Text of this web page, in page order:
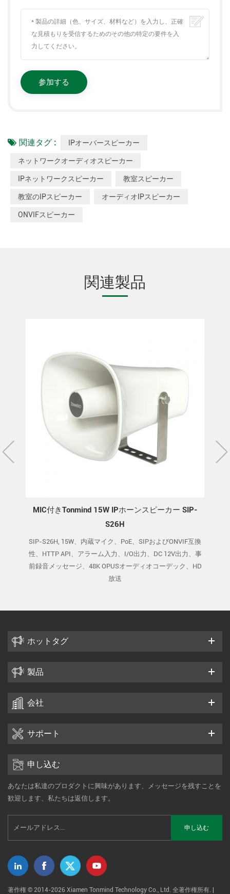
関連タグ : IPオーバースピーカー
ネットワークオーディオスピーカー
IPネットワークスピーカー 教室スピーカー
教室のIPスピーカー オーディオIPスピーカー
ONVIFスピーカー
関連製品
MIC付きTonmind 15W IPホーンスピーカー SIP-
S26H
SIP-S26H, 15W、内蔵マイク、PoE、SIPおよびONVIF互換
性、HTTP API、アラーム入力、I/O出力、DC 12V出力、事
前録音メッセージ、48K OPUSオーディオコーデック、HD
放送
ホットタグ
製品
会社
サポート
申し込む
あなたは私達のプロダクトに興味があります、メッセージを残すことを
歓迎します、私たちは返信します。
著作権 © 2014-2026 Xiamen Tonmind Technology Co., Ltd. 全著作権所有. |